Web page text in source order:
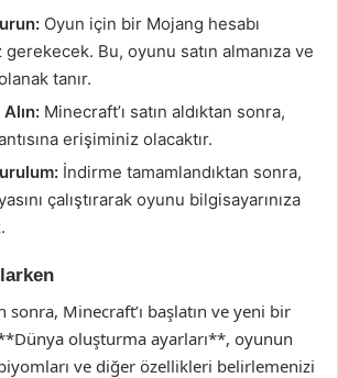
Oyun için bir Mojang hesabı
gerekecek. Bu, oyunu satın almanıza ve
tanır.
Minecraft’ı satın aldıktan sonra,
erişiminiz olacaktır.
İndirme tamamlandıktan sonra,
çalıştırarak oyunu bilgisayarınıza
Minecraft’ı başlatın ve yeni bir
oluşturma ayarları**, oyunun
ve diğer özellikleri belirlemenizi